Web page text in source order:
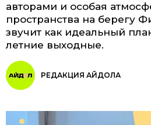
авторами и особая
пространства на берегу
звучит как идеальный
летние выходные.
РЕДАКЦИЯ АЙДОЛА